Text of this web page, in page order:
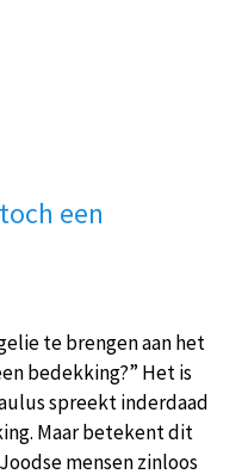
een
te brengen aan het
bedekking?” Het is
spreekt inderdaad
Maar betekent dit
mensen zinloos